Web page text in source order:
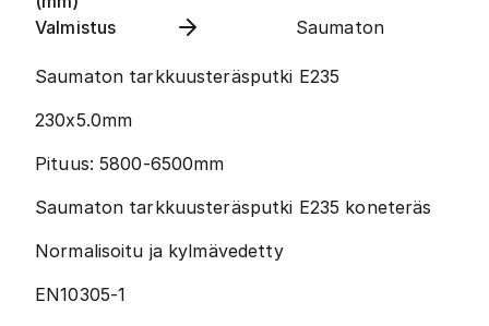
Valmistus Saumaton
Saumaton tarkkuusteräsputki E235
230x5.0mm
Pituus: 5800-6500mm
Saumaton tarkkuusteräsputki E235 koneteräs
Normalisoitu ja kylmävedetty
EN10305-1